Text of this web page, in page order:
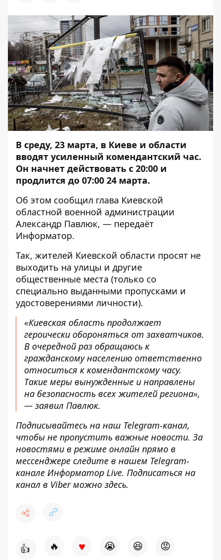
В среду, 23 марта, в Киеве и области
вводят усиленный комендантский час.
Он начнет действовать с 20:00 и
продлится до 07:00 24 марта.
Об этом сообщил глава Киевской
областной военной администрации
Александр Павлюк, — передаёт
Информатор.
Так, жителей Киевской области просят не
выходить на улицы и другие
общественные места (только со
специально выданными пропусками и
удостоверениями личности).
«Киевская область продолжает
героически обороняться от захватчиков.
В очередной раз обращаюсь к
гражданскому населению ответственно
относиться к комендантскому часу.
Такие меры вынужденные и направлены
на безопасность всех жителей региона»,
— заявил Павлюк.
Подписывайтесь на наш Telegram-канал,
чтобы не пропустить важные новости. За
новостями в режиме онлайн прямо в
мессенджере следите в нашем Telegram-
канале Информатор Live. Подписаться на
канал в Viber можно здесь.
👍 🔥 ♥ 😭 😆 😡